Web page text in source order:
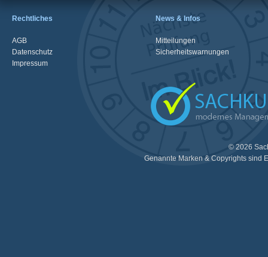
Rechtliches
AGB
Datenschutz
Impressum
News & Infos
Mitteilungen
Sicherheitswarnungen
© 2026
Genannte Marken & Copyrights sind